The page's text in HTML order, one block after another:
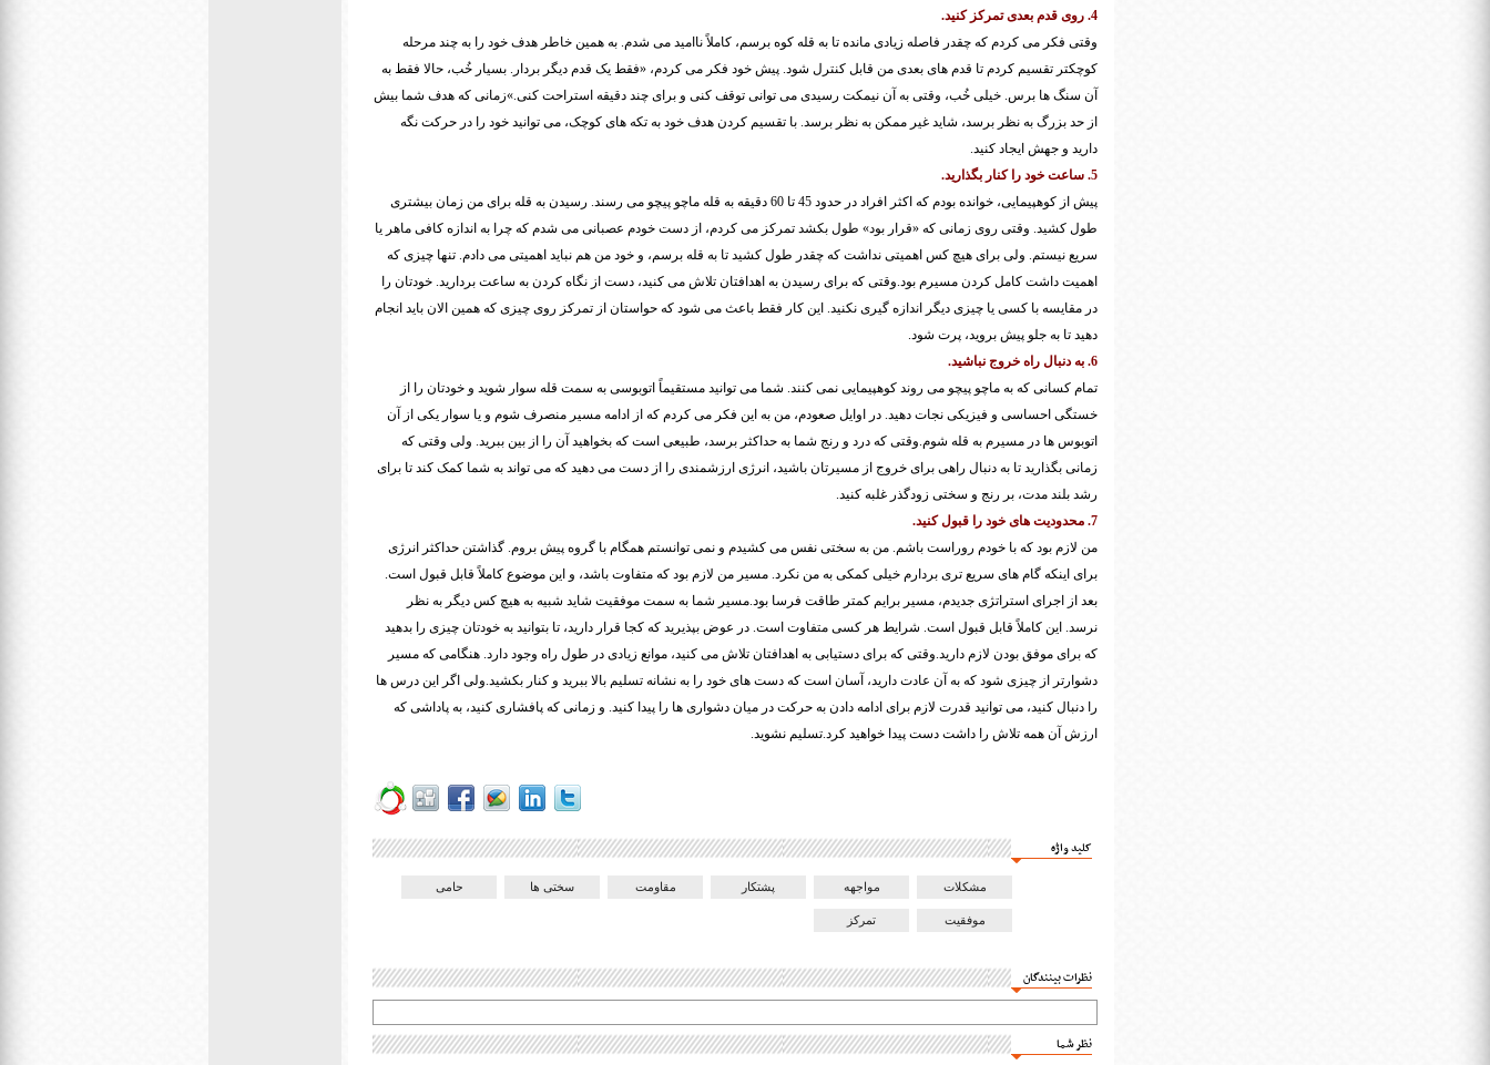
4. روی قدم بعدی تمرکز کنید.
وقتی فکر می کردم که چقدر فاصله زیادی مانده تا به قله کوه برسم، کاملاً ناامید می شدم. به همین خاطر هدف خود را به چند مرحله
کوچکتر تقسیم کردم تا قدم های بعدی من قابل کنترل شود. پیش خود فکر می کردم، «فقط یک قدم دیگر بردار. بسیار خُب، حالا فقط به
آن سنگ ها برس. خیلی خُب، وقتی به آن نیمکت رسیدی می توانی توقف کنی و برای چند دقیقه استراحت کنی.»زمانی که هدف شما بیش
از حد بزرگ به نظر برسد، شاید غیر ممکن به نظر برسد. با تقسیم کردن هدف خود به تکه های کوچک، می توانید خود را در حرکت نگه
دارید و جهش ایجاد کنید.
5. ساعت خود را کنار بگذارید.
پیش از کوهپیمایی، خوانده بودم که اکثر افراد در حدود 45 تا 60 دقیقه به قله ماچو پیچو می رسند. رسیدن به قله برای من زمان بیشتری
طول کشید. وقتی روی زمانی که «قرار بود» طول بکشد تمرکز می کردم، از دست خودم عصبانی می شدم که چرا به اندازه کافی ماهر یا
سریع نیستم. ولی برای هیچ کس اهمیتی نداشت که چقدر طول کشید تا به قله برسم، و خود من هم نباید اهمیتی می دادم. تنها چیزی که
اهمیت داشت کامل کردن مسیرم بود.وقتی که برای رسیدن به اهدافتان تلاش می کنید، دست از نگاه کردن به ساعت بردارید. خودتان را
در مقایسه با کسی یا چیزی دیگر اندازه گیری نکنید. این کار فقط باعث می شود که حواستان از تمرکز روی چیزی که همین الان باید انجام
دهید تا به جلو پیش بروید، پرت شود.
6. به دنبال راه خروج نباشید.
تمام کسانی که به ماچو پیچو می روند کوهپیمایی نمی کنند. شما می توانید مستقیماً اتوبوسی به سمت قله سوار شوید و خودتان را از
خستگی احساسی و فیزیکی نجات دهید. در اوایل صعودم، من به این فکر می کردم که از ادامه مسیر منصرف شوم و یا سوار یکی از آن
اتوبوس ها در مسیرم به قله شوم.وقتی که درد و رنج شما به حداکثر برسد، طبیعی است که بخواهید آن را از بین ببرید. ولی وقتی که
زمانی بگذارید تا به دنبال راهی برای خروج از مسیرتان باشید، انرژی ارزشمندی را از دست می دهید که می تواند به شما کمک کند تا برای
رشد بلند مدت، بر رنج و سختی زودگذر غلبه کنید.
7. محدودیت های خود را قبول کنید.
من لازم بود که با خودم روراست باشم. من به سختی نفس می کشیدم و نمی توانستم همگام با گروه پیش بروم. گذاشتن حداکثر انرژی
برای اینکه گام های سریع تری بردارم خیلی کمکی به من نکرد. مسیر من لازم بود که متفاوت باشد، و این موضوع کاملاً قابل قبول است.
بعد از اجرای استراتژی جدیدم، مسیر برایم کمتر طاقت فرسا بود.مسیر شما به سمت موفقیت شاید شبیه به هیچ کس دیگر به نظر
نرسد. این کاملاً قابل قبول است. شرایط هر کسی متفاوت است. در عوض بپذیرید که کجا قرار دارید، تا بتوانید به خودتان چیزی را بدهید
که برای موفق بودن لازم دارید.وقتی که برای دستیابی به اهدافتان تلاش می کنید، موانع زیادی در طول راه وجود دارد. هنگامی که مسیر
دشوارتر از چیزی شود که به آن عادت دارید، آسان است که دست های خود را به نشانه تسلیم بالا ببرید و کنار بکشید.ولی اگر این درس ها
را دنبال کنید، می توانید قدرت لازم برای ادامه دادن به حرکت در میان دشواری ها را پیدا کنید. و زمانی که پافشاری کنید، به پاداشی که
ارزش آن همه تلاش را داشت دست پیدا خواهید کرد.تسلیم نشوید.
کلید واژه
مشکلات مواجهه پشتکار مقاومت سختی ها حامی
موفقیت تمرکز
نظرات بینندگان
نظر شما